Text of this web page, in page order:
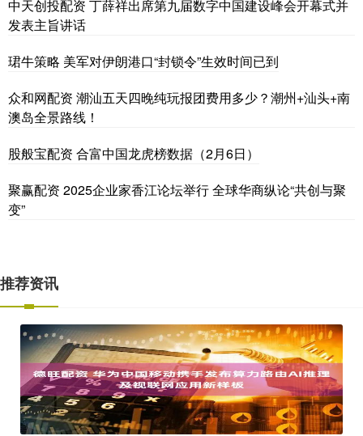
中天创投配资 丁薛祥出席第九届数字中国建设峰会开幕式并
发表主旨讲话
珺牛策略 美军对伊朗港口“封锁令”生效时间已到
众和网配资 潮汕五天四晚纯玩报团费用多少？潮州+汕头+南
澳岛全景路线！
股般宝配资 合富中国龙虎榜数据（2月6日）
聚赢配资 2025企业家香江论坛举行 全球华商纵论“共创与聚
变”
推荐资讯